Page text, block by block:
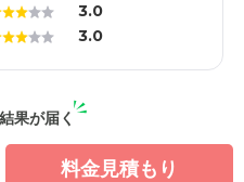
3.0
3.0
果が届く
料金見積もり